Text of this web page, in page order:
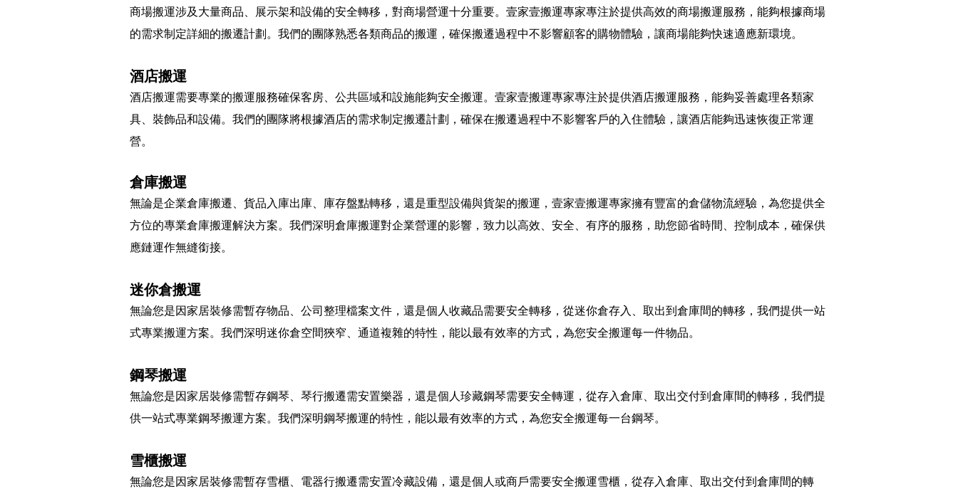
商場搬運涉及大量商品、展示架和設備的安全轉移，對商場營運十分重要。壹家壹搬運專家專注於提供高效的商場搬運服務，能夠根據商場
的需求制定詳細的搬遷計劃。我們的團隊熟悉各類商品的搬運，確保搬遷過程中不影響顧客的購物體驗，讓商場能夠快速適應新環境。
酒店搬運
酒店搬運需要專業的搬運服務確保客房、公共區域和設施能夠安全搬運。壹家壹搬運專家專注於提供酒店搬運服務，能夠妥善處理各類家
具、裝飾品和設備。我們的團隊將根據酒店的需求制定搬遷計劃，確保在搬遷過程中不影響客戶的入住體驗，讓酒店能夠迅速恢復正常運
營。
倉庫搬運
無論是企業倉庫搬遷、貨品入庫出庫、庫存盤點轉移，還是重型設備與貨架的搬運，壹家壹搬運專家擁有豐富的倉儲物流經驗，為您提供全
方位的專業倉庫搬運解決方案。我們深明倉庫搬運對企業營運的影響，致力以高效、安全、有序的服務，助您節省時間、控制成本，確保供
應鏈運作無縫銜接。
迷你倉搬運
無論您是因家居裝修需暫存物品、公司整理檔案文件，還是個人收藏品需要安全轉移，從迷你倉存入、取出到倉庫間的轉移，我們提供一站
式專業搬運方案。我們深明迷你倉空間狹窄、通道複雜的特性，能以最有效率的方式，為您安全搬運每一件物品。
鋼琴搬運
無論您是因家居裝修需暫存鋼琴、琴行搬遷需安置樂器，還是個人珍藏鋼琴需要安全轉運，從存入倉庫、取出交付到倉庫間的轉移，我們提
供一站式專業鋼琴搬運方案。我們深明鋼琴搬運的特性，能以最有效率的方式，為您安全搬運每一台鋼琴。
雪櫃搬運
無論您是因家居裝修需暫存雪櫃、電器行搬遷需安置冷藏設備，還是個人或商戶需要安全搬運雪櫃，從存入倉庫、取出交付到倉庫間的轉